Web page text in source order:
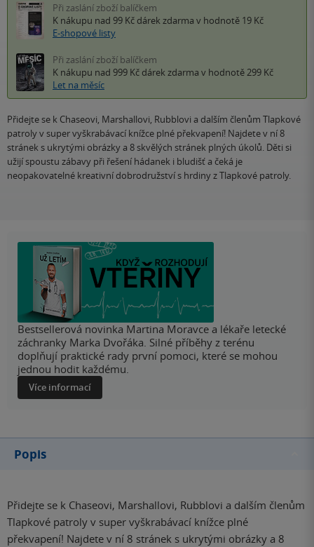
Při zaslání zboží balíčkem
K nákupu nad 99 Kč dárek zdarma v hodnotě 19 Kč
E-shopové listy
Při zaslání zboží balíčkem
K nákupu nad 999 Kč dárek zdarma v hodnotě 299 Kč
Let na měsíc
Přidejte se k Chaseovi, Marshallovi, Rubblovi a dalším členům Tlapkové
patroly v super vyškrabávací knížce plné překvapení! Najdete v ní 8
stránek s ukrytými obrázky a 8 skvělých stránek plných úkolů. Děti si
užijí spoustu zábavy při řešení hádanek i bludišť a čeká je
neopakovatelné kreativní dobrodružství s hrdiny z Tlapkové patroly.
Bestsellerová novinka Martina Moravce a lékaře letecké
záchranky Marka Dvořáka. Silné příběhy z terénu
doplňují praktické rady první pomoci, které se mohou
jednou hodit každému.
Více informací
Popis
Přidejte se k Chaseovi, Marshallovi, Rubblovi a dalším členům
Tlapkové patroly v super vyškrabávací knížce plné
překvapení! Najdete v ní 8 stránek s ukrytými obrázky a 8